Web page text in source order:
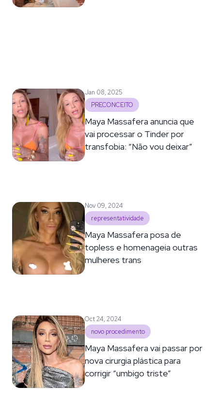
Jan 08, 2025
PRECONCEITO
Maya Massafera anuncia que
vai processar o Tinder por
transfobia: “Não vou deixar”
Nov 09, 2024
representatividade
Maya Massafera posa de
topless e homenageia outras
mulheres trans
Oct 24, 2024
novo procedimento
Maya Massafera vai passar por
nova cirurgia plástica para
corrigir “umbigo triste”